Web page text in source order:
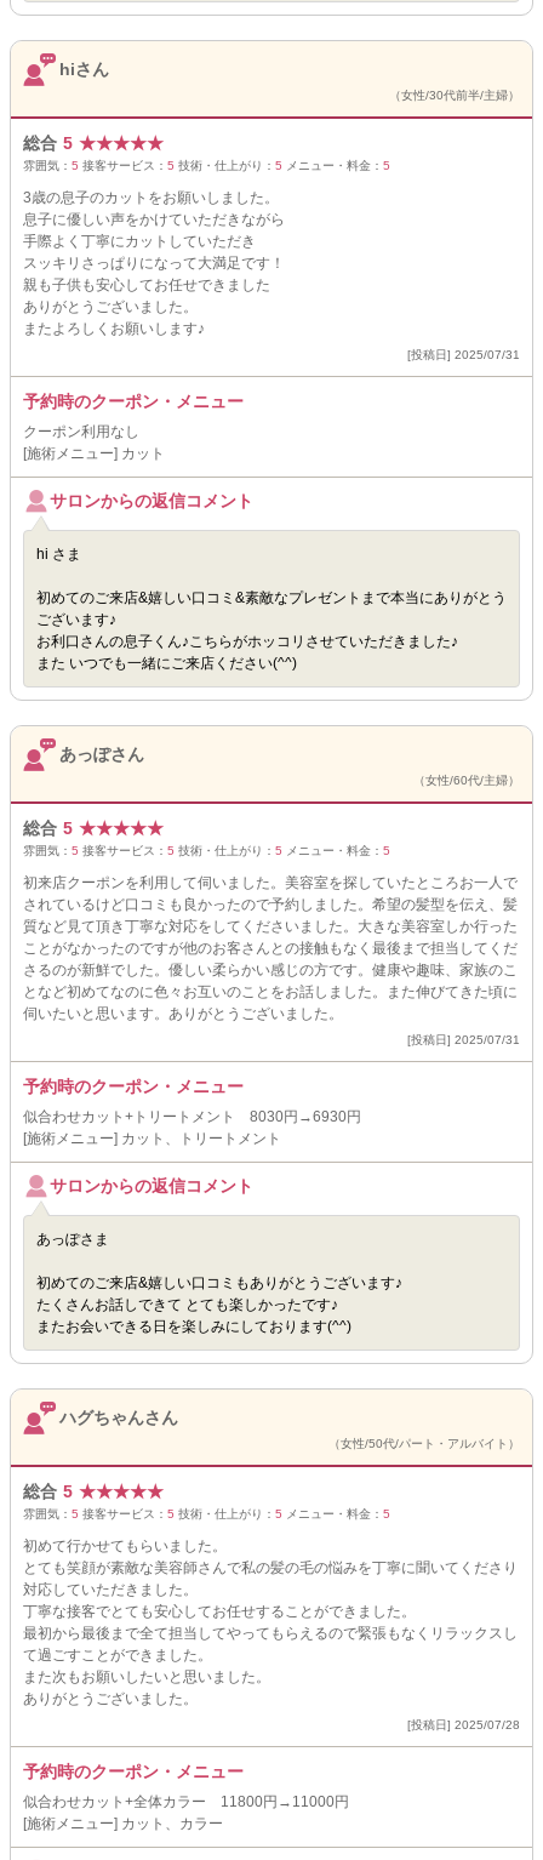
hiさん
（女性/30代前半/主婦）
総合 5 ★★★★★
雰囲気： 5 接客サービス： 5 技術・仕上がり： 5 メニュー・料金： 5
3歳の息子のカットをお願いしました。
息子に優しい声をかけていただきながら
手際よく丁寧にカットしていただき
スッキリさっぱりになって大満足です！
親も子供も安心してお任せできました
ありがとうございました。
またよろしくお願いします♪
[投稿日] 2025/07/31
予約時のクーポン・メニュー
クーポン利用なし
[施術メニュー] カット
サロンからの返信コメント
hi さま
初めてのご来店&嬉しい口コミ&素敵なプレゼントまで本当にありがとう
ございます♪
お利口さんの息子くん♪こちらがホッコリさせていただきました♪
また いつでも一緒にご来店ください(^^)
あっぽさん
（女性/60代/主婦）
総合 5 ★★★★★
雰囲気： 5 接客サービス： 5 技術・仕上がり： 5 メニュー・料金： 5
初来店クーポンを利用して伺いました。美容室を探していたところお一人で
されているけど口コミも良かったので予約しました。希望の髪型を伝え、髪
質など見て頂き丁寧な対応をしてくださいました。大きな美容室しか行った
ことがなかったのですが他のお客さんとの接触もなく最後まで担当してくだ
さるのが新鮮でした。優しい柔らかい感じの方です。健康や趣味、家族のこ
となど初めてなのに色々お互いのことをお話しました。また伸びてきた頃に
伺いたいと思います。ありがとうございました。
[投稿日] 2025/07/31
予約時のクーポン・メニュー
似合わせカット+トリートメント 8030円→6930円
[施術メニュー] カット、トリートメント
サロンからの返信コメント
あっぽさま
初めてのご来店&嬉しい口コミもありがとうございます♪
たくさんお話しできて とても楽しかったです♪
またお会いできる日を楽しみにしております(^^)
ハグちゃんさん
（女性/50代/パート・アルバイト）
総合 5 ★★★★★
雰囲気： 5 接客サービス： 5 技術・仕上がり： 5 メニュー・料金： 5
初めて行かせてもらいました。
とても笑顔が素敵な美容師さんで私の髪の毛の悩みを丁寧に聞いてくださり
対応していただきました。
丁寧な接客でとても安心してお任せすることができました。
最初から最後まで全て担当してやってもらえるので緊張もなくリラックスし
て過ごすことができました。
また次もお願いしたいと思いました。
ありがとうございました。
[投稿日] 2025/07/28
予約時のクーポン・メニュー
似合わせカット+全体カラー 11800円→11000円
[施術メニュー] カット、カラー